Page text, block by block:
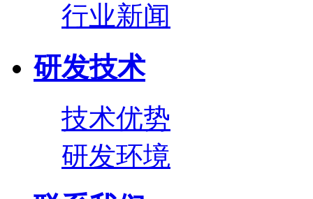
行业新闻
研发技术
技术优势
研发环境